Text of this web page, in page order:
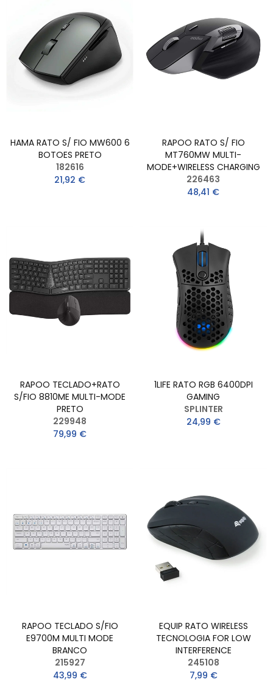
HAMA RATO S/ FIO MW600 6
BOTOES PRETO
182616
21,92 €
RAPOO RATO S/ FIO
MT760MW MULTI-
MODE+WIRELESS CHARGING
226463
48,41 €
RAPOO TECLADO+RATO
S/FIO 8810ME MULTI-MODE
PRETO
229948
79,99 €
1LIFE RATO RGB 6400DPI
GAMING
SPLINTER
24,99 €
RAPOO TECLADO S/FIO
E9700M MULTI MODE
BRANCO
215927
43,99 €
EQUIP RATO WIRELESS
TECNOLOGIA FOR LOW
INTERFERENCE
245108
7,99 €